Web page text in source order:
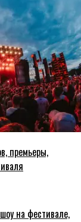
премьеры,
на фестивале,